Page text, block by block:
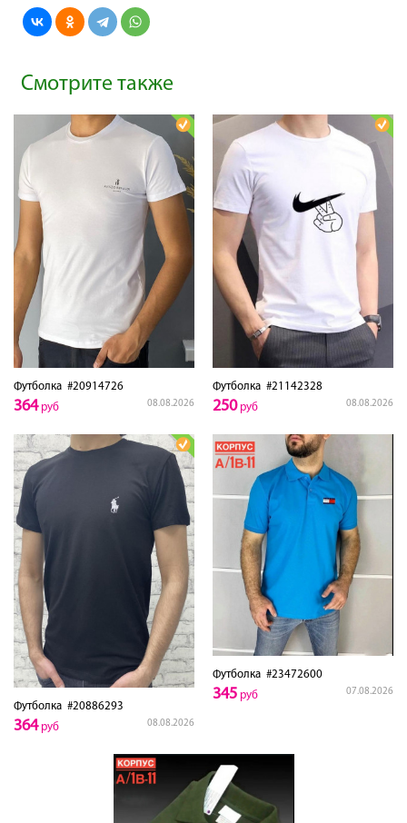
Смотрите также
Футболка #20914726
08.08.2026
364руб
Футболка #21142328
08.08.2026
250руб
Футболка #20886293
08.08.2026
364руб
Футболка #23472600
07.08.2026
345 руб